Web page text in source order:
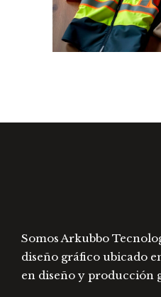
Somos Arkubbo
diseño gráfico ubicado
en diseño y producción